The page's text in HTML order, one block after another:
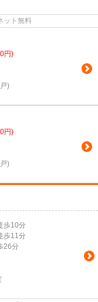
ト無料
円)
)
円)
)
歩10分
歩11分
26分